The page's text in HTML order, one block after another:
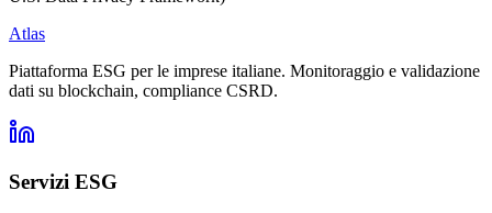
Atlas
Piattaforma ESG per le imprese italiane. Monitoraggio e validazione
dati su blockchain, compliance CSRD.
Servizi ESG